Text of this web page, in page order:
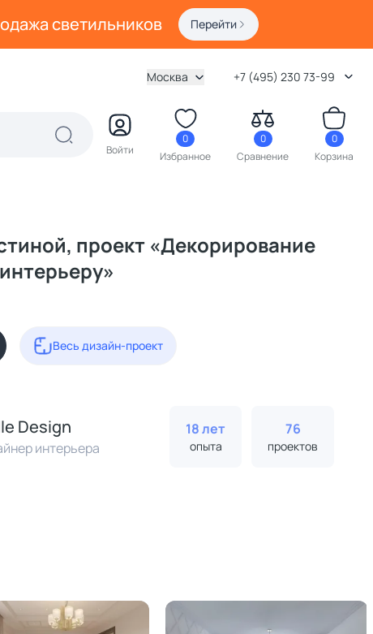
светильников Перейти
Москва +7 (495) 230 73-99
Войти
0
Избранное
0
Сравнение
0
Корзина
проект «Декорирование
Весь дизайн-проект
Design
интерьера
18 лет
опыта
76
проектов